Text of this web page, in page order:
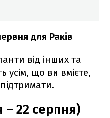
для Раків
від інших та
усім, що ви вмієте,
– 22 серпня)